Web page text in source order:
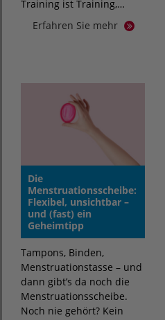
Training ist Training,…
Erfahren Sie mehr
Die
Menstruationsscheibe:
Flexibel, unsichtbar –
und (fast) ein
Geheimtipp
Tampons, Binden,
Menstruationstasse – und
dann gibt’s da noch die
Menstruationsscheibe.
Noch nie gehört? Kein